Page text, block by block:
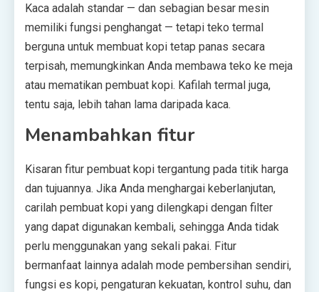
Kaca adalah standar — dan sebagian besar mesin
memiliki fungsi penghangat — tetapi teko termal
berguna untuk membuat kopi tetap panas secara
terpisah, memungkinkan Anda membawa teko ke meja
atau mematikan pembuat kopi. Kafilah termal juga,
tentu saja, lebih tahan lama daripada kaca.
Menambahkan fitur
Kisaran fitur pembuat kopi tergantung pada titik harga
dan tujuannya. Jika Anda menghargai keberlanjutan,
carilah pembuat kopi yang dilengkapi dengan filter
yang dapat digunakan kembali, sehingga Anda tidak
perlu menggunakan yang sekali pakai. Fitur
bermanfaat lainnya adalah mode pembersihan sendiri,
fungsi es kopi, pengaturan kekuatan, kontrol suhu, dan